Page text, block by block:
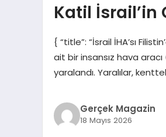
Katil İsrail’in
{ “title”: “İsrail İHA’sı
ait bir insansız hava
yaralandı. Yaralılar,
Gerçek Magazin
18 Mayıs 2026